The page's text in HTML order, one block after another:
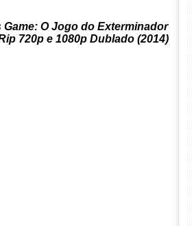
Game: O Jogo do Exterminador
720p e 1080p Dublado (2014)